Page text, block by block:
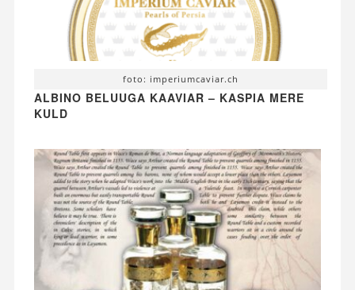
foto: imperiumcaviar.ch
ALBINO BELUUGA KAAVIAR – KASPIA MERE
KULD